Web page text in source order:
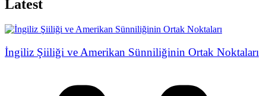
Latest
İngiliz Şiiliği ve Amerikan Sünniliğinin Ortak Noktaları